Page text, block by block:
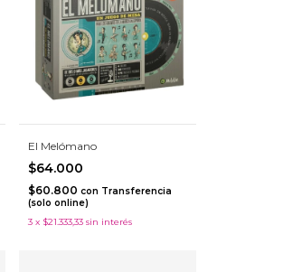
El Melómano
$64.000
$60.800 con Transferencia
(solo online)
3 x $21.333,33 sin interés